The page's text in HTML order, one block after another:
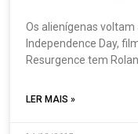
Os alienígenas
Independence Day,
Resurgence tem
LER MAIS »